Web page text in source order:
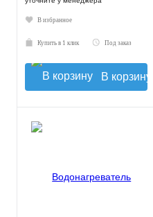
В избранное
Купить в 1 клик Под заказ
В корзину